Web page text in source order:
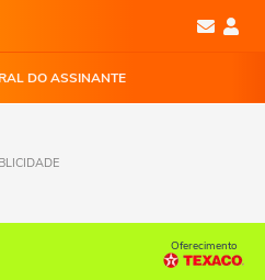
DO ASSINANTE
Oferecimento